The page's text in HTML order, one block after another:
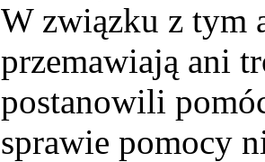
W związku z tym
przemawiają ani
postanowili
sprawie pomocy